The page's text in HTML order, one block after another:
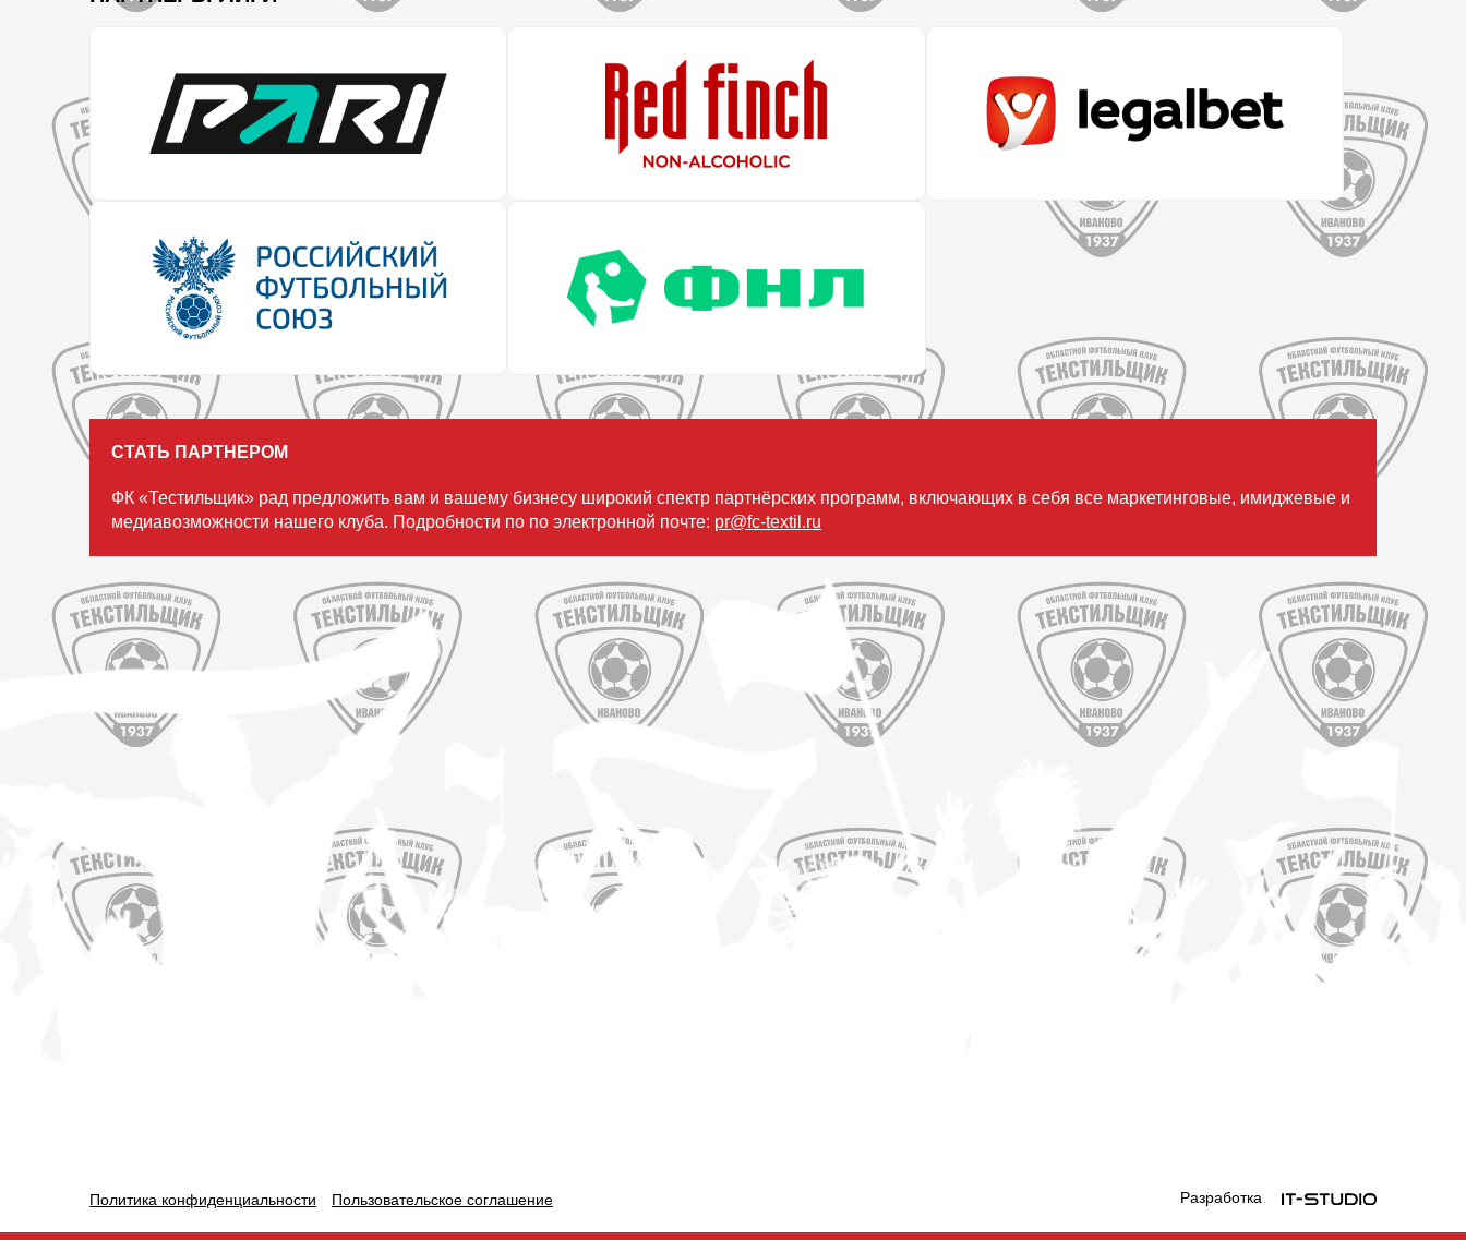
СТАТЬ ПАРТНЕРОМ
ФК «Тестильщик» рад предложить вам и вашему бизнесу широкий спектр партнёрских программ, включающих в себя все маркетинговые, имиджевые и
медиавозможности нашего клуба. Подробности по по электронной почте: pr@fc-textil.ru
Политика конфиденциальности Пользовательское соглашение Разработка